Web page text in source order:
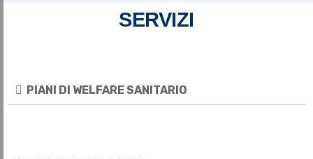
SERVIZI
PIANI DI WELFARE SANITARIO